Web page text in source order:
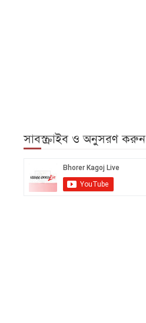
সাবস্ক্রাইব ও অনুসরণ করুন